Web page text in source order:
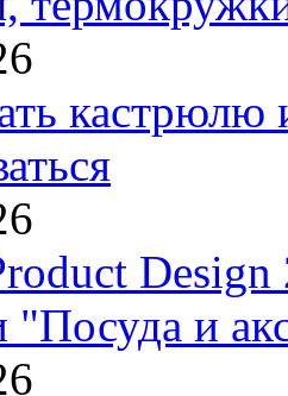
кастрюлю
Design
"Посуда и